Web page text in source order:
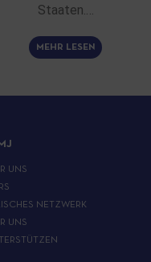
Staaten.…
MEHR LESEN
UNS
NETZWERK
UNS